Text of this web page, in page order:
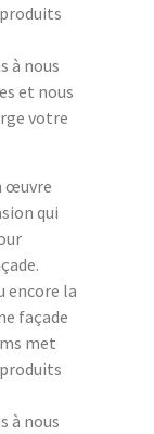
à nous
et nous
votre
œuvre
qui
encore la
façade
met
à nous